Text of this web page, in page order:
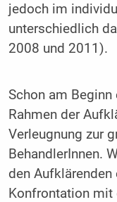
jedoch im
unterschiedlich
2008 und 2011).
Schon am
Rahmen der
Verleugnung zur
BehandlerInnen.
den Aufklärenden
Konfrontation mit